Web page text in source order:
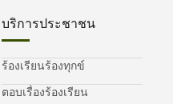
บริการประชาชน
ร้องเรียนร้องทุกข์
ตอบเรื่องร้องเรียน